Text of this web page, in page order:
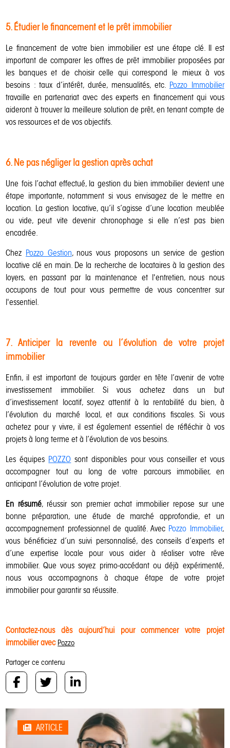
5. Étudier le financement et le prêt immobilier
Le financement de votre bien immobilier est une étape clé. Il est
important de comparer les offres de prêt immobilier proposées par
les banques et de choisir celle qui correspond le mieux à vos
besoins : taux d’intérêt, durée, mensualités, etc. Pozzo Immobilier
travaille en partenariat avec des experts en financement qui vous
aideront à trouver la meilleure solution de prêt, en tenant compte de
vos ressources et de vos objectifs.
6. Ne pas négliger la gestion après achat
Une fois l’achat effectué, la gestion du bien immobilier devient une
étape importante, notamment si vous envisagez de le mettre en
location. La gestion locative, qu’il s’agisse d’une location meublée
ou vide, peut vite devenir chronophage si elle n’est pas bien
encadrée.
Chez Pozzo Gestion, nous vous proposons un service de gestion
locative clé en main. De la recherche de locataires à la gestion des
loyers, en passant par la maintenance et l'entretien, nous nous
occupons de tout pour vous permettre de vous concentrer sur
l'essentiel.
7. Anticiper la revente ou l’évolution de votre projet
immobilier
Enfin, il est important de toujours garder en tête l’avenir de votre
investissement immobilier. Si vous achetez dans un but
d’investissement locatif, soyez attentif à la rentabilité du bien, à
l’évolution du marché local, et aux conditions fiscales. Si vous
achetez pour y vivre, il est également essentiel de réfléchir à vos
projets à long terme et à l’évolution de vos besoins.
Les équipes POZZO sont disponibles pour vous conseiller et vous
accompagner tout au long de votre parcours immobilier, en
anticipant l’évolution de votre projet.
En résumé, réussir son premier achat immobilier repose sur une
bonne préparation, une étude de marché approfondie, et un
accompagnement professionnel de qualité. Avec Pozzo Immobilier,
vous bénéficiez d’un suivi personnalisé, des conseils d’experts et
d’une expertise locale pour vous aider à réaliser votre rêve
immobilier. Que vous soyez primo-accédant ou déjà expérimenté,
nous vous accompagnons à chaque étape de votre projet
immobilier pour garantir sa réussite.
Contactez-nous dès aujourd’hui pour commencer votre projet
immobilier avec Pozzo
Partager ce contenu
ARTICLE